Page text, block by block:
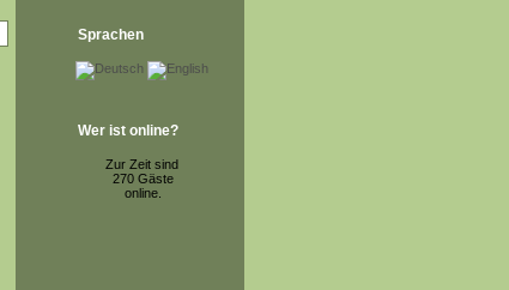
Sprachen
Wer ist online?
Zur Zeit sind
270 Gäste
online.